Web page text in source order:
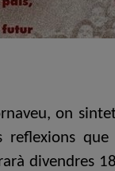
on
divendres